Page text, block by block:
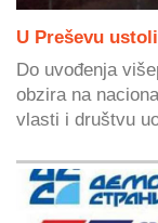
U Preševu
Do uvođenja
obzira na
vlasti i društvu